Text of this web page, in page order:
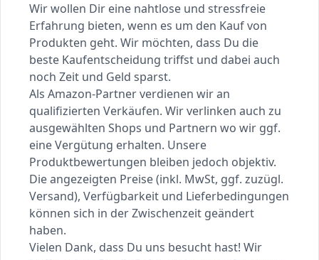
Wir wollen Dir eine nahtlose und stressfreie
Erfahrung bieten, wenn es um den Kauf von
Produkten geht. Wir möchten, dass Du die
beste Kaufentscheidung triffst und dabei auch
noch Zeit und Geld sparst.
Als Amazon-Partner verdienen wir an
qualifizierten Verkäufen. Wir verlinken auch zu
ausgewählten Shops und Partnern wo wir ggf.
eine Vergütung erhalten. Unsere
Produktbewertungen bleiben jedoch objektiv.
Die angezeigten Preise (inkl. MwSt, ggf. zuzügl.
Versand), Verfügbarkeit und Lieferbedingungen
können sich in der Zwischenzeit geändert
haben.
Vielen Dank, dass Du uns besucht hast! Wir